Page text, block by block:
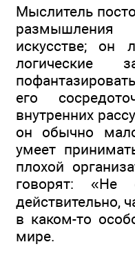
Мыслитель
искусстве; он
логические
его
внутренних
он обычно
умеет
плохой
говорят:
действительно,
в каком-то
мире.